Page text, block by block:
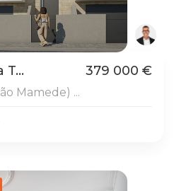
T... 379 000 €
Mamede) ...